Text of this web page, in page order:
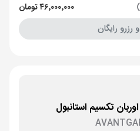
۴۶٬۰۰۰٬۰۰۰ تومان
رزرو رایگان
تکسیم استانبول